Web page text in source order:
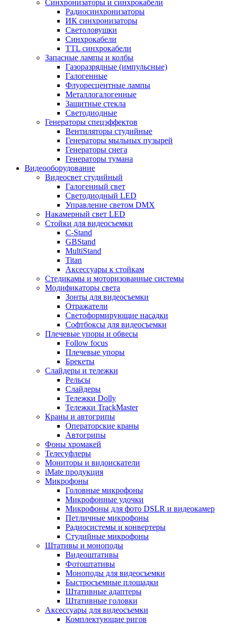
Синхронизаторы и синхрокабели
Радиосинхронизаторы
ИК синхронизаторы
Светоловушки
Синхрокабели
TTL синхрокабели
Запасные лампы и колбы
Газоразрядные (импульсные)
Галогенные
Флуоресцентные лампы
Металлогалогенные
Защитные стекла
Светодиодные
Генераторы спецэффектов
Вентиляторы студийные
Генераторы мыльных пузырей
Генераторы снега
Генераторы тумана
Видеооборудование
Видеосвет студийный
Галогенный свет
Светодиодный LED
Управление светом DMX
Накамерный свет LED
Стойки для видеосъемки
C-Stand
GBStand
MultiStand
Titan
Аксессуары к стойкам
Стедикамы и моторизованные системы
Модификаторы света
Зонты для видеосъемки
Отражатели
Светоформирующие насадки
Софтбоксы для видеосъемки
Плечевые упоры и обвесы
Follow focus
Плечевые упоры
Брекеты
Слайдеры и тележки
Рельсы
Слайдеры
Тележки Dolly
Тележки TrackMaster
Краны и автогрипы
Операторские краны
Автогрипы
Фоны хромакей
Телесуфлеры
Мониторы и видоискатели
iMate продукция
Микрофоны
Головные микрофоны
Микрофонные удочки
Микрофоны для фото DSLR и видеокамер
Петличные микрофоны
Радиосистемы и конвертеры
Студийные микрофоны
Штативы и моноподы
Видеоштативы
Фотоштативы
Моноподы для видеосъемки
Быстросъемные площадки
Штативные адаптеры
Штативные головки
Аксессуары для видеосъемки
Комплектующие ригов